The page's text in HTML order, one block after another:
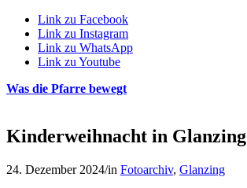
Link zu Facebook
Link zu Instagram
Link zu WhatsApp
Link zu Youtube
Was die Pfarre bewegt
Kinderweihnacht in Glanzing
24. Dezember 2024/in Fotoarchiv, Glanzing